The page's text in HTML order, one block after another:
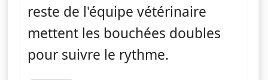
reste de l'équipe vétérinaire
mettent les bouchées doubles
pour suivre le rythme.